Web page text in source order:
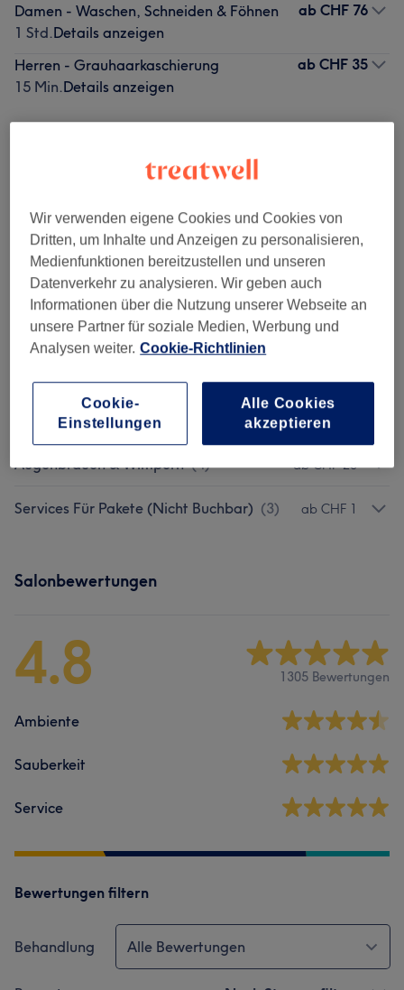
Damen - Waschen, Schneiden & Föhnen
1 Std.Details anzeigen
ab CHF 76
Herren - Grauhaarkaschierung
15 Min.Details anzeigen
ab CHF 35
Damen - Haarschnitte & Stylings (8) ab CHF 40
Damen - Coloration, Schnitt &
Föhnen (6)
ab CHF 126
Damen - Coloration & Föhnen (6) ab CHF 107
Kinder - Haarschnitte & Stylings 5) ab CHF 40
Augenbrauen & Wimpern (4) ab CHF 20
Services Für Pakete (Nicht Buchbar) (3) ab CHF 1
Salonbewertungen
4.8 1305 Bewertungen
Ambiente
Sauberkeit
Service
Bewertungen filtern
Behandlung Alle Bewertungen
Wir verwenden eigene Cookies und Cookies von
Dritten, um Inhalte und Anzeigen zu personalisieren,
Medienfunktionen bereitzustellen und unseren
Datenverkehr zu analysieren. Wir geben auch
Informationen über die Nutzung unserer Webseite an
unsere Partner für soziale Medien, Werbung und
Analysen weiter. Cookie-Richtlinien
Alle Cookies
akzeptieren
Cookie-
Einstellungen